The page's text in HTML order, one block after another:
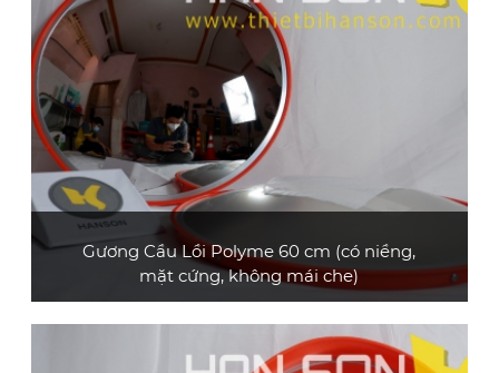
Gương Cầu Lồi Polyme 60 cm (có niềng,
mặt cứng, không mái che)
kính 60 cm, không có mái che